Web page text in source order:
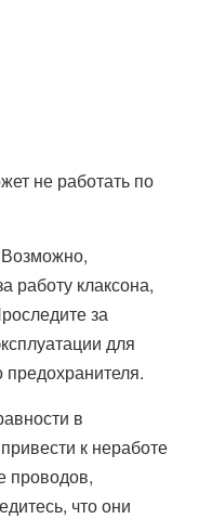
не работать по
работу клаксона,
за
для
в
к неработе
проводов,
что они